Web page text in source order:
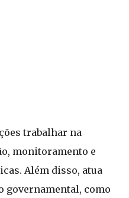
trabalhar na
monitoramento e
Além disso, atua
governamental, como